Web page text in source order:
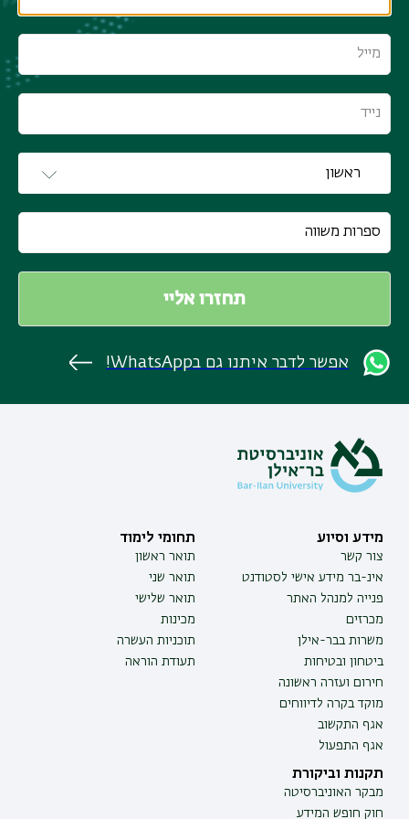
אפשר לדבר איתנו גם בWhatsApp!
מידע וסיוע
צור קשר
אינ-בר מידע אישי לסטודנט
פנייה למנהל האתר
מכרזים
משרות בבר-אילן
ביטחון ובטיחות
חירום ועזרה ראשונה
מוקד בקרה לדיווחים
אגף התקשוב
אגף התפעול
תחומי לימוד
תואר ראשון
תואר שני
תואר שלישי
מכינות
תוכניות העשרה
תעודת הוראה
תקנות וביקורת
מבקר האוניברסיטה
חוק חופש המידע